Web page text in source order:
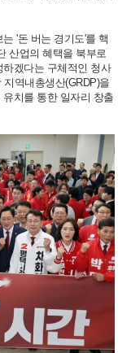
'돈 버는 경기도'를 핵
산업의 혜택을 북부로
겠다는 구체적인 청사
역내총생산(GRDP)을
치를 통한 일자리 창출